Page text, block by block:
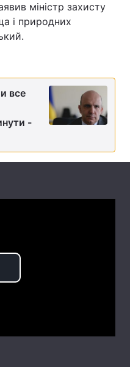
Лайт
Інциденти
Погода
Регіони
міністр захисту
і природних
все
-